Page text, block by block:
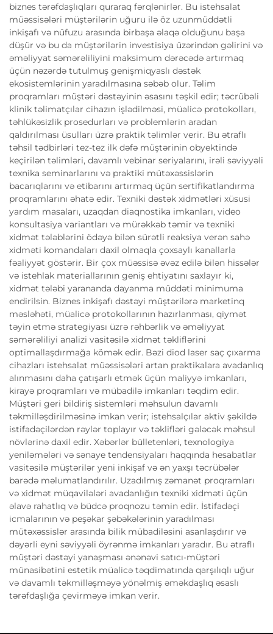
biznes tərəfdaşlıqları quraraq fərqlənirlər. Bu istehsalat
müəssisələri müştərilərin uğuru ilə öz uzunmüddətli
inkişafı və nüfuzu arasında birbaşa əlaqə olduğunu başa
düşür və bu da müştərilərin investisiya üzərindən gəlirini və
əməliyyat səmərəliliyini maksimum dərəcədə artırmaq
üçün nəzərdə tutulmuş genişmiqyaslı dəstək
ekosistemlərinin yaradılmasına səbəb olur. Təlim
proqramları müştəri dəstəyinin əsasını təşkil edir; təcrübəli
klinik təlimatçılar cihazın işlədilməsi, müalicə protokolları,
təhlükəsizlik prosedurları və problemlərin aradan
qaldırılması üsulları üzrə praktik təlimlər verir. Bu ətraflı
təhsil tədbirləri tez-tez ilk dəfə müştərinin obyektində
keçirilən təlimləri, davamlı vebinar seriyalarını, irəli səviyyəli
texnika seminarlarını və praktiki mütəxəssislərin
bacarıqlarını və etibarını artırmaq üçün sertifikatlandırma
proqramlarını əhatə edir. Texniki dəstək xidmətləri xüsusi
yardım masaları, uzaqdan diaqnostika imkanları, video
konsultasiya variantları və mürəkkəb təmir və texniki
xidmət tələblərini ödəyə bilən sürətli reaksiya verən sahə
xidməti komandaları daxil olmaqla çoxsaylı kanallarla
fəaliyyət göstərir. Bir çox müəssisə əvəz edilə bilən hissələr
və istehlak materiallarının geniş ehtiyatını saxlayır ki,
xidmət tələbi yarananda dayanma müddəti minimuma
endirilsin. Biznes inkişafı dəstəyi müştərilərə marketinq
məsləhəti, müalicə protokollarının hazırlanması, qiymət
təyin etmə strategiyası üzrə rəhbərlik və əməliyyat
səmərəliliyi analizi vasitəsilə xidmət təkliflərini
optimallaşdırmağa kömək edir. Bəzi diod laser saç çıxarma
cihazları istehsalat müəssisələri artan praktikalara avadanlıq
alınmasını daha çatışarlı etmək üçün maliyyə imkanları,
kirayə proqramları və mübadilə imkanları təqdim edir.
Müştəri geri bildiriş sistemləri məhsulun davamlı
təkmilləşdirilməsinə imkan verir; istehsalçılar aktiv şəkildə
istifadəçilərdən rəylər toplayır və təklifləri gələcək məhsul
növlərinə daxil edir. Xəbərlər bülletenləri, texnologiya
yeniləmələri və sənaye tendensiyaları haqqında hesabatlar
vasitəsilə müştərilər yeni inkişaf və ən yaxşı təcrübələr
barədə məlumatlandırılır. Uzadılmış zəmanət proqramları
və xidmət müqavilələri avadanlığın texniki xidməti üçün
əlavə rahatlıq və büdcə proqnozu təmin edir. İstifadəçi
icmalarının və peşəkar şəbəkələrinin yaradılması
mütəxəssislər arasında bilik mübadiləsini asanlaşdırır və
dəyərli eyni səviyyəli öyrənmə imkanları yaradır. Bu ətraflı
müştəri dəstəyi yanaşması ənənəvi satıcı-müştəri
münasibətini estetik müalicə təqdimatında qarşılıqlı uğur
və davamlı təkmilləşməyə yönəlmiş əməkdaşlıq əsaslı
tərəfdaşlığa çevirməyə imkan verir.